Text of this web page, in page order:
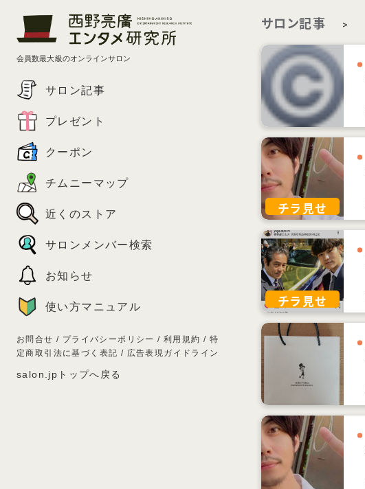
会員数最大級のオンラインサロン
サロン記事
プレゼント
クーポン
チムニーマップ
近くのストア
サロンメンバー検索
お知らせ
使い方マニュアル
お問合せ / プライバシーポリシー / 利用規約 / 特
定商取引法に基づく表記 / 広告表現ガイドライン
salon.jpトップへ戻る
サロン記事 >
チラ見せ
チラ見せ